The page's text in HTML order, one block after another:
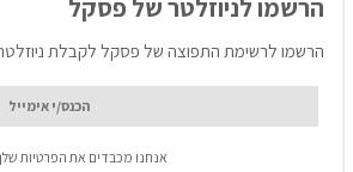
הרשמו לניוזלטר של פסקל
הרשמו לרשימת התפוצה של פסקל לקבלת
אנחנו מכבדים את הפרטיות